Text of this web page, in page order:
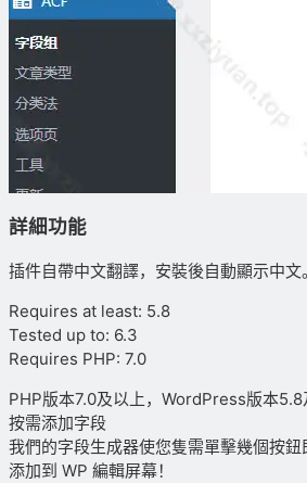
詳細功能
插件自帶中文翻譯，安裝後自動顯示中文。
Requires at least: 5.8
Tested up to: 6.3
Requires PHP: 7.0
PHP版本7.0及以上，WordPress版本5.8
按需添加字段
我們的字段生成器使您隻需單擊幾個按
添加到 WP 編輯屏幕！